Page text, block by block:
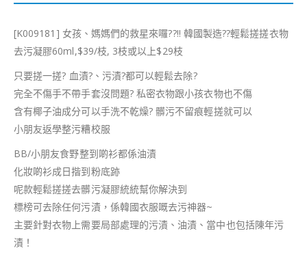
[K009181] 女孩、媽媽們的救星來囉??!! 韓國製造??輕鬆搓搓衣物
去污凝膠60ml,$39/枝, 3枝或以上$29枝
只要搓一搓? 血漬?、污漬?都可以輕鬆去除?
完全不傷手不帶手套沒問題?私密衣物跟小孩衣物也不傷
含有椰子油成分可以手洗不乾燥? 髒污不留痕輕搓就可以
小朋友返學整污糟校服
BB/小朋友食野整到啲衫都係油漬
化妝啲衫成日揩到粉底跡
呢款輕鬆搓搓去髒污凝膠統統幫你解決到
標榜可去除任何污漬，係韓國衣服嘅去污神器~
主要針對衣物上需要局部處理的污漬、油漬、當中也包括陳年污
漬！